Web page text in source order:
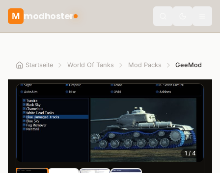
M modhoster
Startseite World Of Tanks Mod Packs GeeMod
1 / 4